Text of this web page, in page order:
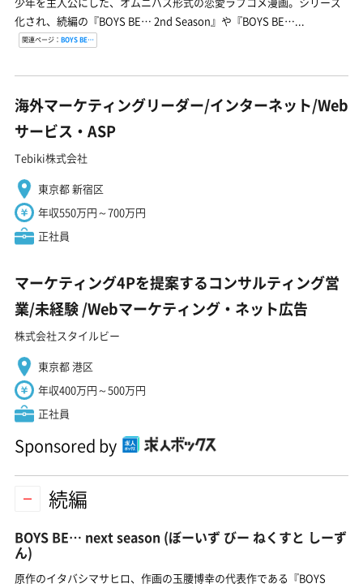
化され、続編の『BOYS BE… 2nd Season』や『BOYS BE…...
関連ページ： BOYS BE…
海外マーケティングリーダー/インターネット/Web
サービス・ASP
Tebiki株式会社
東京都 新宿区
年収550万円～700万円
正社員
マーケティング4Pを提案するコンサルティング営
業/未経験 ️/Webマーケティング・ネット広告
株式会社スタイルビー
東京都 港区
年収400万円～500万円
正社員
Sponsored by
続編
BOYS BE… next season (ぼーいず びー ねくすと しーず
ん)
原作のイタバシマサヒロ、作画の玉腰博幸の代表作である『BOYS